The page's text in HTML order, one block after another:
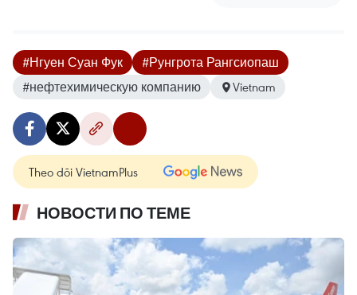
#Нгуен Суан Фук
#Рунгрота Рангсиопаш
#нефтехимическую компанию
Vietnam
Theo dõi VietnamPlus
НОВОСТИ ПО ТЕМЕ